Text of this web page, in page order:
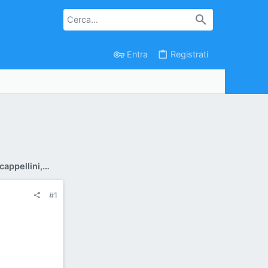
Entra Registrati
Grafica per gadget, magliette, cappellini, adesivi
#1